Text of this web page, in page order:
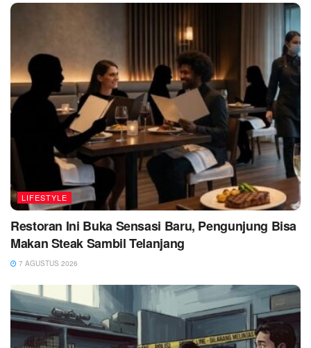
LIFESTYLE
Restoran Ini Buka Sensasi Baru, Pengunjung Bisa
Makan Steak Sambil Telanjang
7 AGUSTUS 2026